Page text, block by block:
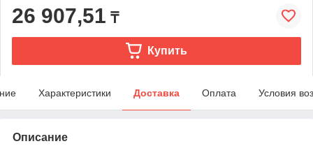
26 907,51 ₸
Купить
Характеристики Доставка Оплата Условия
Описание